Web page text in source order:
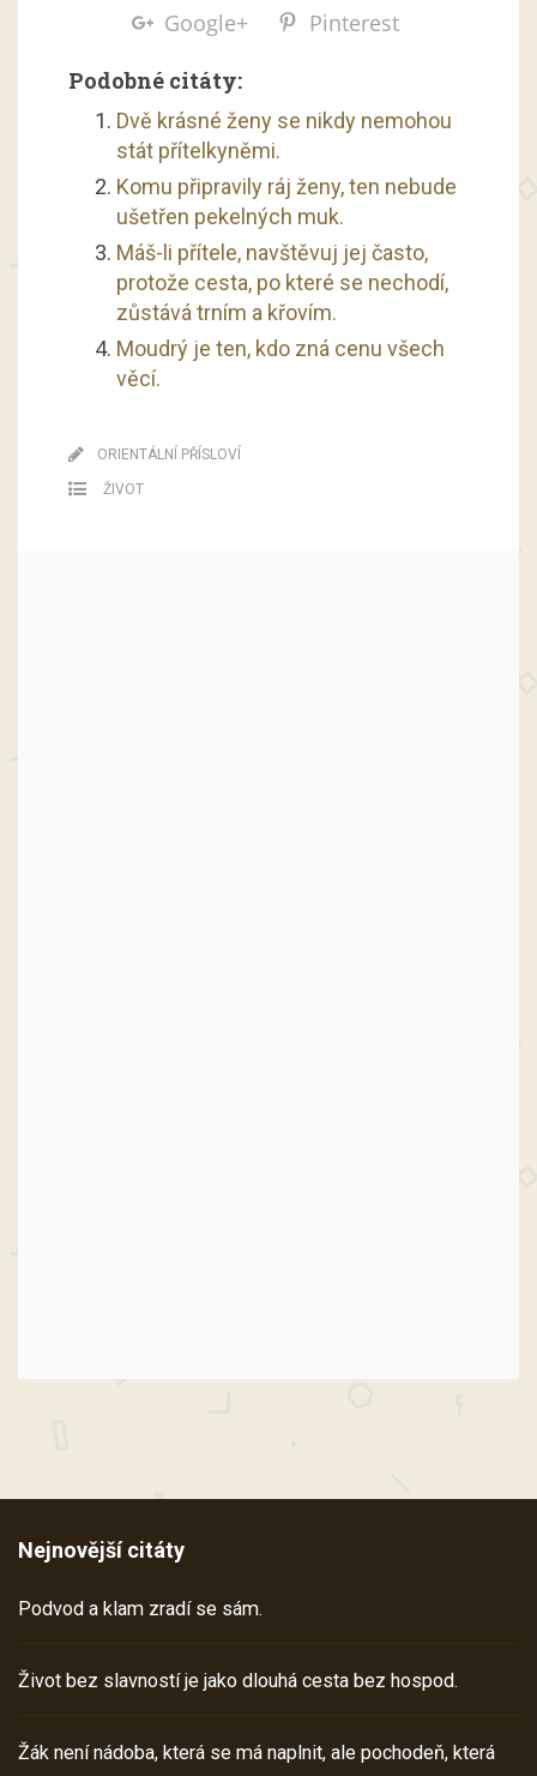
Google+
Pinterest
Podobné citáty:
Dvě krásné ženy se nikdy nemohou
stát přítelkyněmi.
Komu připravily ráj ženy, ten nebude
ušetřen pekelných muk.
Máš-li přítele, navštěvuj jej často,
protože cesta, po které se nechodí,
zůstává trním a křovím.
Moudrý je ten, kdo zná cenu všech
věcí.
ORIENTÁLNÍ PŘÍSLOVÍ
ŽIVOT
Nejnovější citáty
Podvod a klam zradí se sám.
Život bez slavností je jako dlouhá cesta bez hospod.
Žák není nádoba, která se má naplnit, ale pochodeň, která